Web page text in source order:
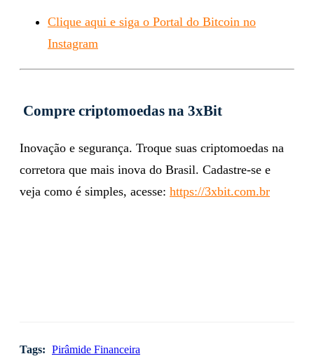
Clique aqui e siga o Portal do Bitcoin no
Instagram
Compre criptomoedas na 3xBit
Inovação e segurança. Troque suas criptomoedas na
corretora que mais inova do Brasil. Cadastre-se e
veja como é simples, acesse: https://3xbit.com.br
Tags: Pirâmide Financeira